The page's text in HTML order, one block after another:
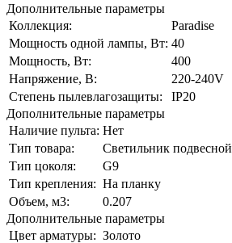
Дополнительные параметры
Коллекция:
Paradise
Мощность одной лампы, Вт: 40
Мощность, Вт:
400
Напряжение, В:
220-240V
Степень пылевлагозащиты:
IP20
Дополнительные параметры
Наличие пульта: Нет
Тип товара:
Светильник подвесной
Тип цоколя:
G9
Тип крепления: На планку
Объем, м3:
0.207
Дополнительные параметры
Цвет арматуры: Золото